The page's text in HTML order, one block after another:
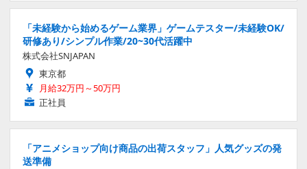
「未経験から始めるゲーム業界」ゲームテスター/未経験OK/
研修あり/シンプル作業/20~30代活躍中
株式会社SNJAPAN
東京都
月給32万円～50万円
正社員
「アニメショップ向け商品の出荷スタッフ」人気グッズの発
送準備